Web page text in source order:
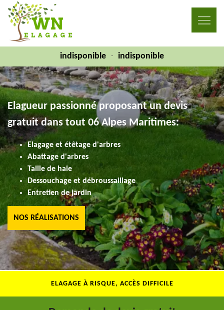
indisponible - indisponible
Elagueur passionné proposant un devis
gratuit dans tout 06 Alpes Maritimes:
Elagage et étêtage d'arbres
Abattage d'arbres
Taille de haie
Dessouchage et débroussaillage
Entretien de jardin
NOS RÉALISATIONS
ELAGAGE À RISQUE, ACCÈS DIFFICILE